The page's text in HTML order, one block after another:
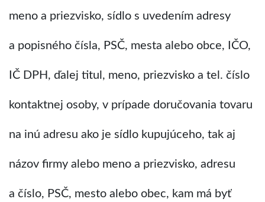
meno a priezvisko, sídlo s uvedením adresy
a popisného čísla, PSČ, mesta alebo obce, IČO,
IČ DPH, ďalej titul, meno, priezvisko a tel. číslo
kontaktnej osoby, v prípade doručovania tovaru
na inú adresu ako je sídlo kupujúceho, tak aj
názov firmy alebo meno a priezvisko, adresu
a číslo, PSČ, mesto alebo obec, kam má byť